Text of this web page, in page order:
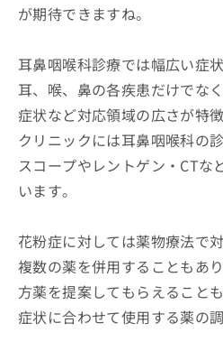
が期待できますね。
耳鼻咽喉科診療では幅広い症状
耳、喉、鼻の各疾患だけでな
症状など対応領域の広さが特徴
クリニックには耳鼻咽喉科の
スコープやレントゲン・CTな
います。
花粉症に対しては薬物療法で対
複数の薬を併用することもあ
方薬を提案してもらえることも
症状に合わせて使用する薬の